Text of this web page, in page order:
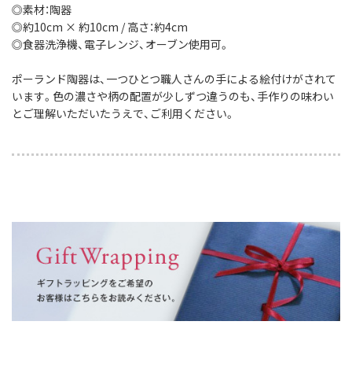
◎素材：陶器
◎約10cm × 約10cm / 高さ：約4cm
◎食器洗浄機、電子レンジ、オーブン使用可。
ポーランド陶器は、一つひとつ職人さんの手による絵付けがされて
います。色の濃さや柄の配置が少しずつ違うのも、手作りの味わい
とご理解いただいたうえで、ご利用ください。